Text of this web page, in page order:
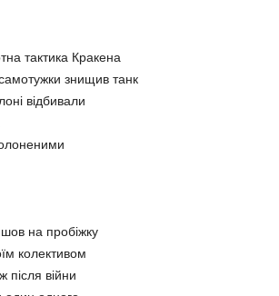
тактика Кракена
знищив танк
відбивали
на пробіжку
колективом
після війни